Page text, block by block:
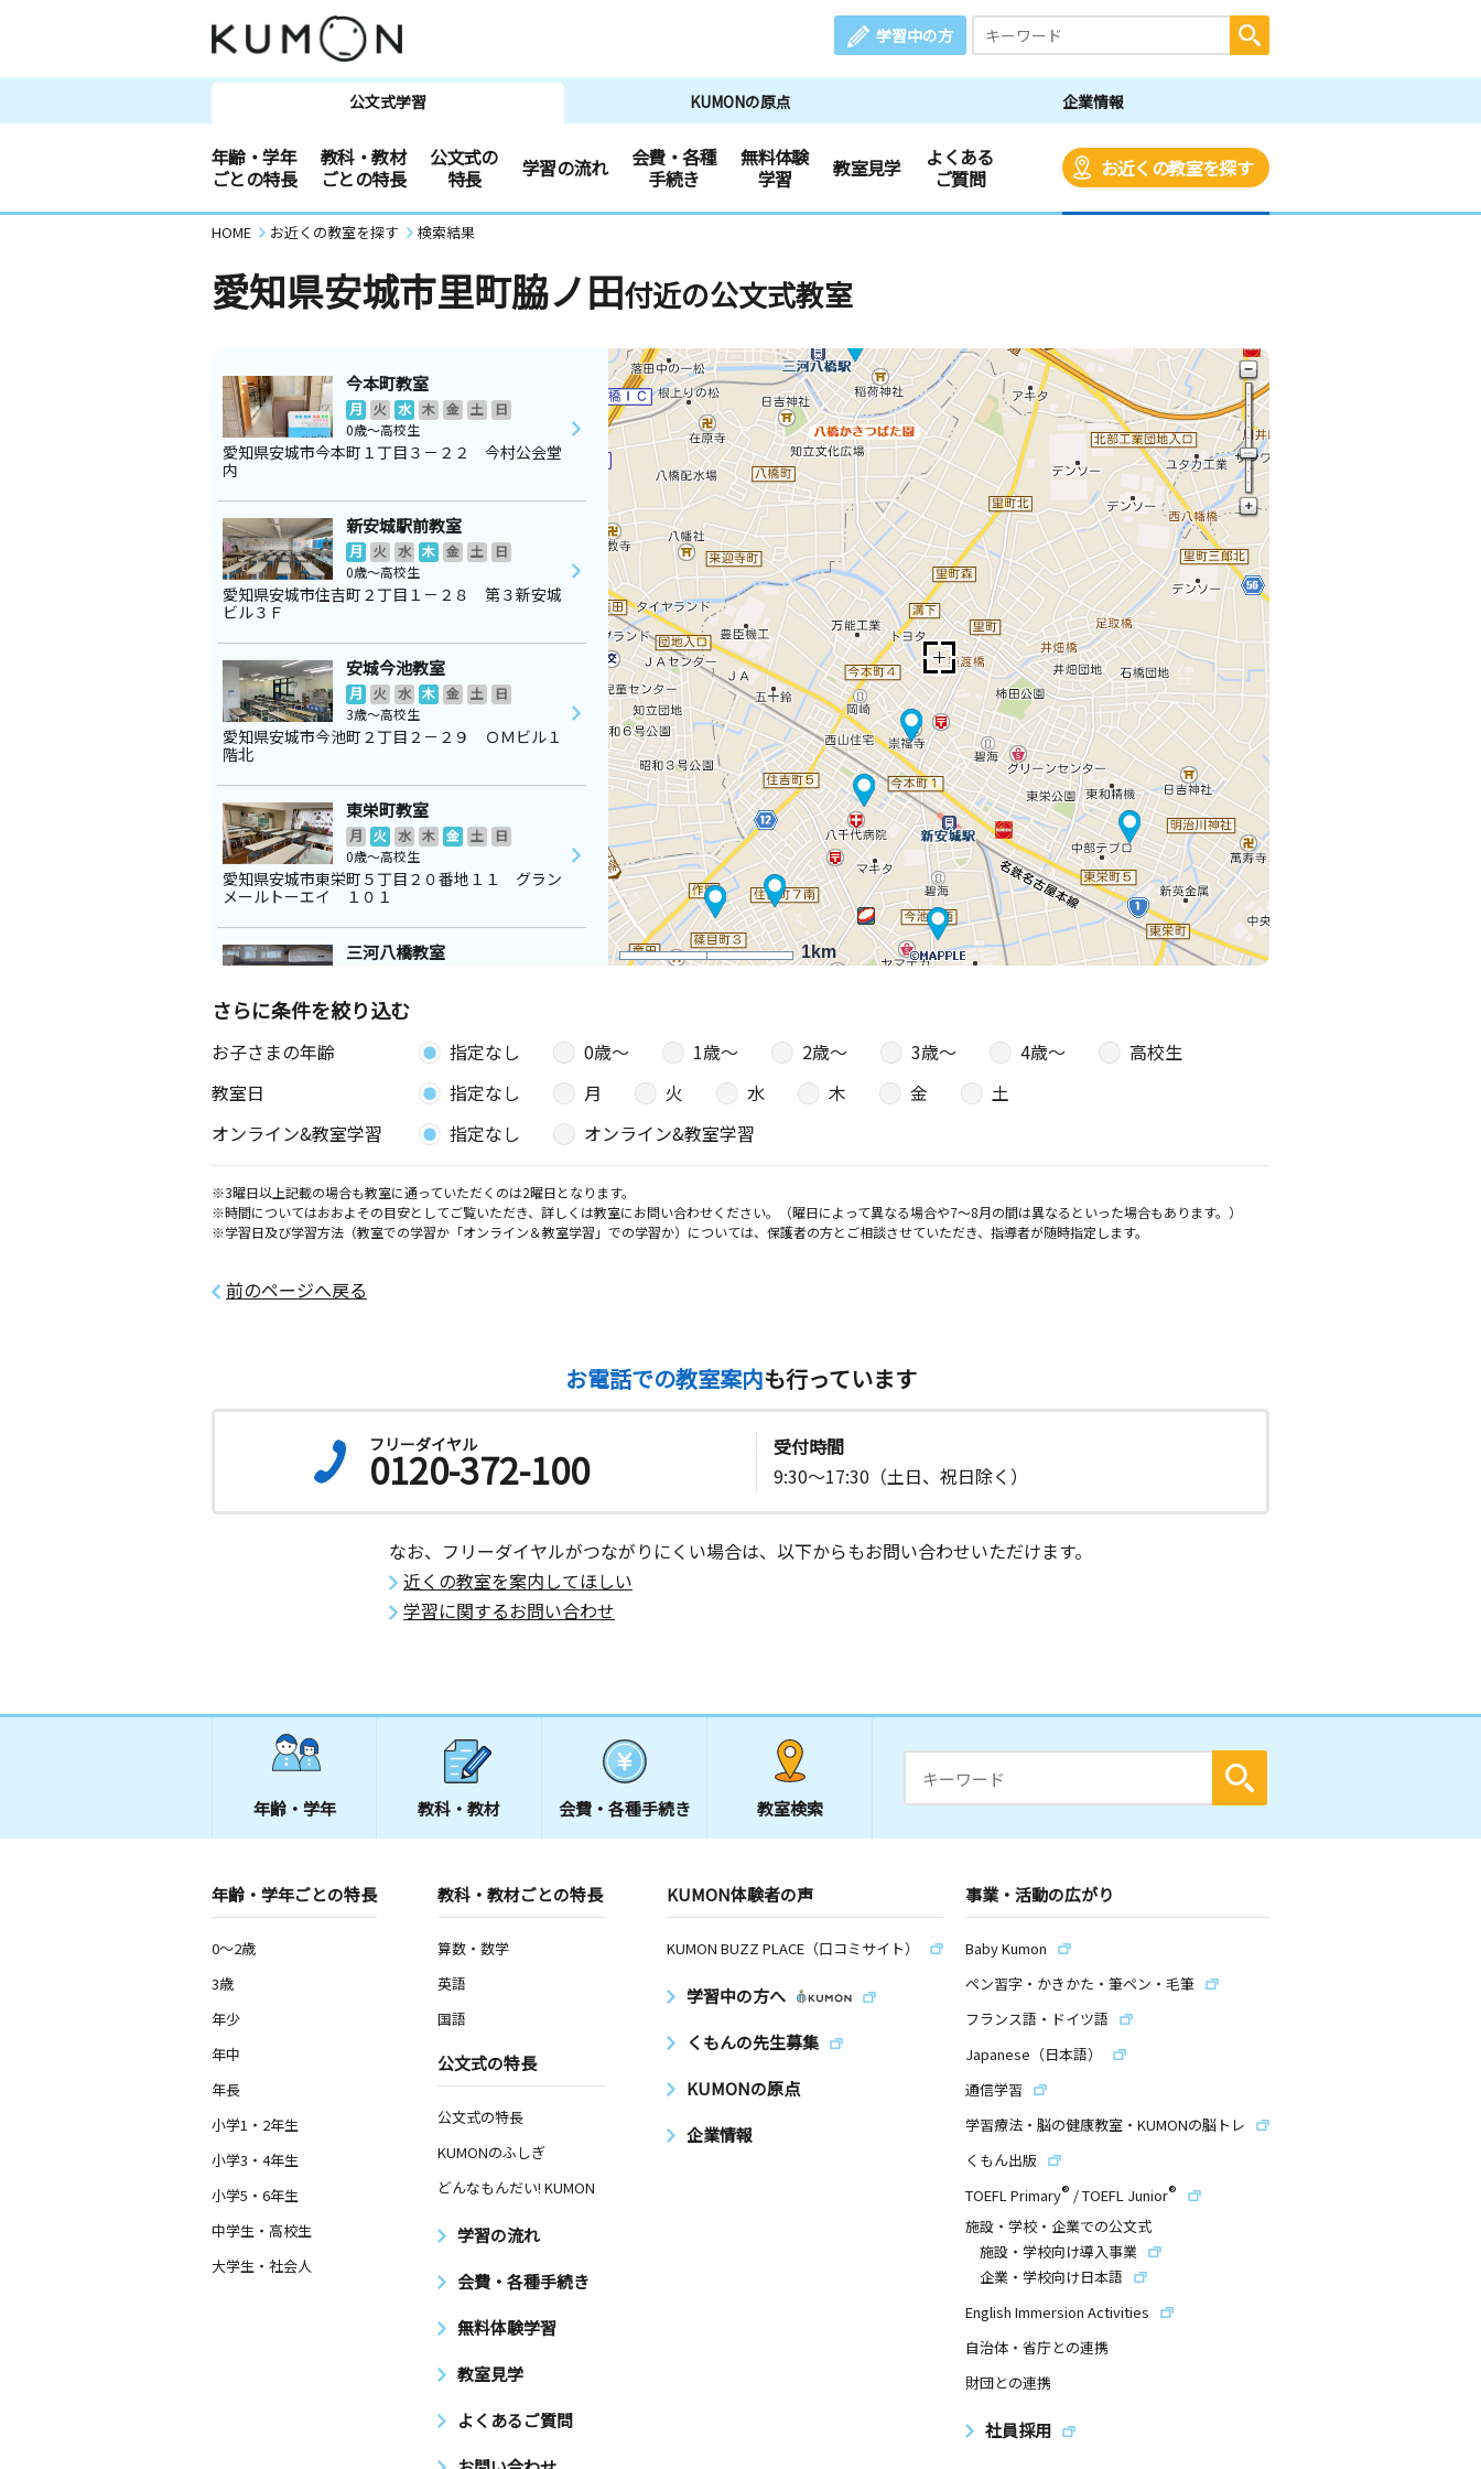
学習中の方
公文式学習 KUMONの原点 企業情報
年齢・学年
ごとの特長
教科・教材
ごとの特長
公文式の
特長
学習の流れ
会費・各種
手続き
無料体験
学習
教室見学
よくある
ご質問
お近くの教室を探す
HOME お近くの教室を探す 検索結果
愛知県安城市里町脇ノ田付近の公文式教室
1km
今本町教室
月 火 水 木 金 土
日
0歳～高校生
愛知県安城市今本町１丁目３－２２ 今村公会堂
内
新安城駅前教室
月 火 水 木 金 土
日
0歳～高校生
愛知県安城市住吉町２丁目１－２８ 第３新安城
ビル３Ｆ
安城今池教室
月 火 水 木 金 土
日
3歳～高校生
愛知県安城市今池町２丁目２－２９ ＯＭビル１
階北
東栄町教室
月 火 水 木 金 土
日
0歳～高校生
愛知県安城市東栄町５丁目２０番地１１ グラン
メールトーエイ １０１
三河八橋教室
3歳～高校生
愛知県豊田市花園町屋敷６７－１ 花園町区民会
木
3歳～高校生
愛知県安城市篠目町３丁目１１番地７
篠目町教室
月 火 水 木 土
日
愛知県安城市篠目町３丁目２６－１
さらに条件を絞り込む
お子さまの年齢 指定なし 0歳〜 1歳〜 2歳〜 3歳〜 4歳〜
高校生
教室日
指定なし 月 火 水 木 金
土
オンライン&教室学習
指定なし オンライン&教室学習
※3曜日以上記載の場合も教室に通っていただくのは2曜日となります。
※時間についてはおおよその目安としてご覧いただき、詳しくは教室にお問い合わせください。（曜日によって異なる場合や7～8月の間は異なるといった場合もあります。）
※学習日及び学習方法（教室での学習か「オンライン＆教室学習」での学習か）については、保護者の方とご相談させていただき、指導者が随時指定します。
前のページへ戻る
お電話での教室案内も行っています
フリーダイヤル
0120-372-100
受付時間
9:30～17:30（土日、祝日除く）
なお、フリーダイヤルがつながりにくい場合は、以下からもお問い合わせいただけます。
近くの教室を案内してほしい
学習に関するお問い合わせ
年齢・学年 教科・教材 会費・ 各種手続き 教室検索
年齢・学年ごとの特長
0～2歳
3歳
年少
年中
年長
小学1・2年生
小学3・4年生
小学5・6年生
中学生・高校生
大学生・社会人
教科・教材ごとの特長
算数・数学
英語
国語
公文式の特長
公文式の特長
KUMONのふしぎ
どんなもんだい! KUMON
学習の流れ
会費・各種手続き
無料体験学習
教室見学
よくあるご質問
KUMON体験者の声
KUMON BUZZ PLACE（口コミサイト）
学習中の方へ
くもんの先生募集
KUMONの原点
企業情報
事業・活動の広がり
Baby Kumon
ペン習字・かきかた・筆ペン・毛筆
フランス語・ドイツ語
Japanese（日本語）
通信学習
学習療法・脳の健康教室・KUMONの脳トレ
くもん出版
TOEFL Primary® /TOEFL Junior®
施設・学校・企業での公文式
施設・学校向け導入事業
企業・学校向け日本語
English Immersion Activities
自治体・省庁との連携
財団との連携
社員採用